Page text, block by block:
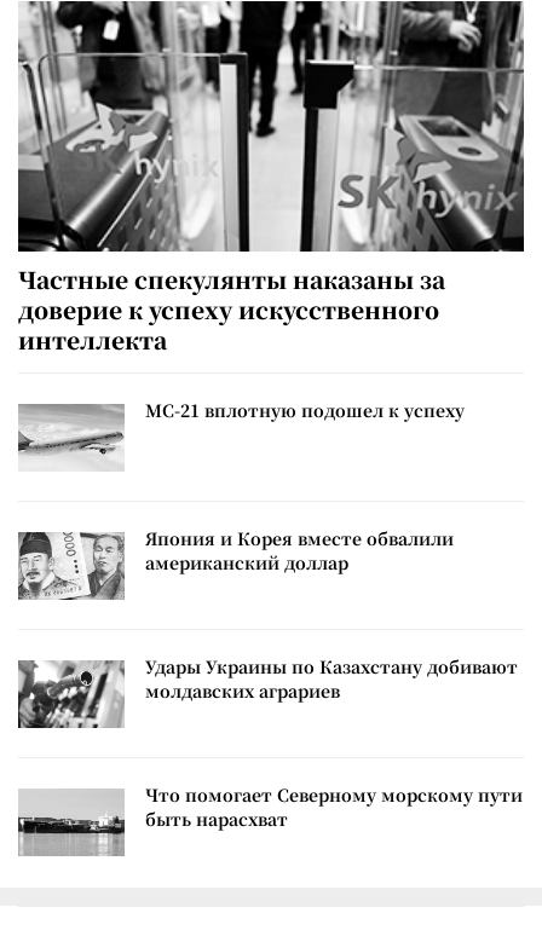
Частные спекулянты наказаны за
доверие к успеху искусственного
интеллекта
МС-21 вплотную подошел к успеху
Япония и Корея вместе обвалили
американский доллар
Удары Украины по Казахстану добивают
молдавских аграриев
Что помогает Северному морскому пути
быть нарасхват